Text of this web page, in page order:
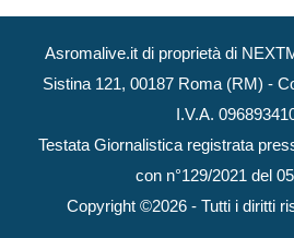
Asromalive.it di proprietà di
Sistina 121, 00187 Roma (RM) -
I.V.A.
Testata Giornalistica registrata
con n°129/2021 del
Copyright ©2026 - Tutti i diritti